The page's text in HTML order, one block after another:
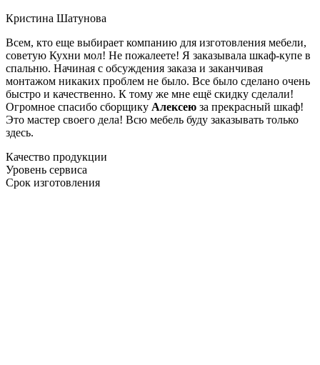
Кристина Шатунова
Всем, кто еще выбирает компанию для изготовления мебели,
советую Кухни мол! Не пожалеете! Я заказывала шкаф-купе в
спальню. Начиная с обсуждения заказа и заканчивая
монтажом никаких проблем не было. Все было сделано очень
быстро и качественно. К тому же мне ещё скидку сделали!
Огромное спасибо сборщику Алексею за прекрасный шкаф!
Это мастер своего дела! Всю мебель буду заказывать только
здесь.
Качество продукции
Уровень сервиса
Срок изготовления